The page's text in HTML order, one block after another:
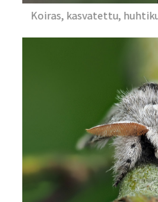
Koiras, kasvatettu,